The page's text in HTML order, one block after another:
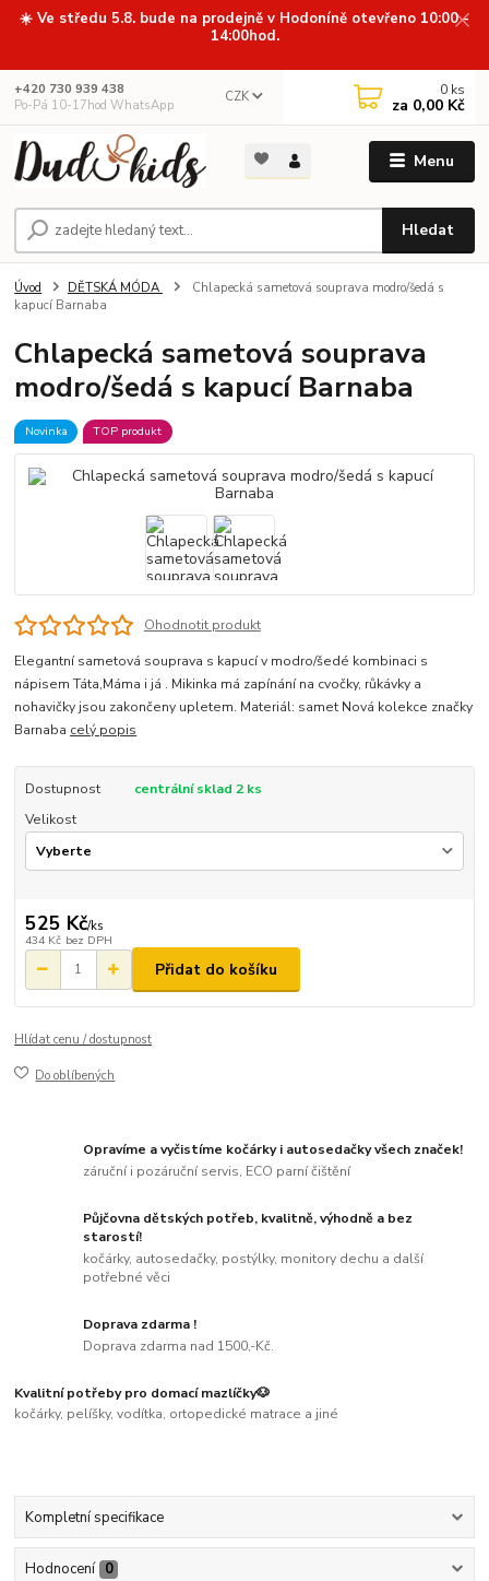
☀️ Ve středu 5.8. bude na prodejně v Hodoníně otevřeno 10:00 -
14:00hod.
Menu
CZK
Hledat
+420 730 939 438
Po-Pá 10-17hod WhatsApp
0 ks
za 0,00 Kč
Úvod DĚTSKÁ MÓDA
Chlapecká sametová souprava modro/šedá s
kapucí Barnaba
Chlapecká sametová souprava
modro/šedá s kapucí Barnaba
Novinka TOP produkt
Ohodnotit produkt
Elegantní sametová souprava s kapucí v modro/šedé kombinaci s
nápisem Táta,Máma i já . Mikinka má zapínání na cvočky, růkávky a
nohavičky jsou zakončeny upletem. Materiál: samet Nová kolekce značky
Barnaba celý popis
Dostupnost
centrální sklad 2 ks
Velikost
525 Kč/ks
434 Kč bez DPH
Přidat do košíku
Hlídat cenu / dostupnost
Do oblíbených
Opravíme a vyčistíme kočárky i autosedačky všech značek!
záruční i pozáruční servis, ECO parní čištění
Půjčovna dětských potřeb, kvalitně, výhodně a bez
starostí!
kočárky, autosedačky, postýlky, monitory dechu a další
potřebné věci
Doprava zdarma !
Doprava zdarma nad 1500,-Kč.
Kvalitní potřeby pro domací mazlíčky🐶
kočárky, pelíšky, vodítka, ortopedické matrace a jiné
Kompletní specifikace
Hodnocení 0